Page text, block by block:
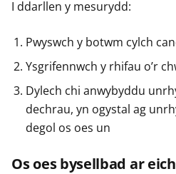
I ddarllen y mesurydd:
Pwyswch y botwm cylch
Ysgrifennwch y rhifau o’r
Dylech chi anwybyddu
dechrau, yn ogystal ag
degol os oes un
Os oes bysellbad ar